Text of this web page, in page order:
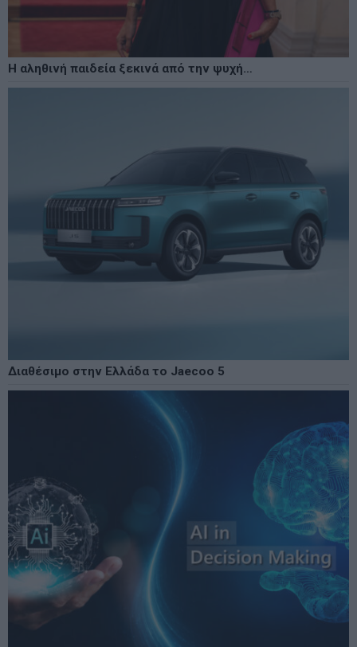
Η αληθινή παιδεία ξεκινά από την ψυχή…
Διαθέσιμο στην Ελλάδα το Jaecoo 5